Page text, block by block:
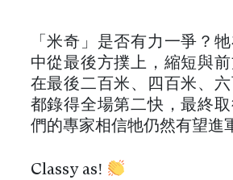
「米奇」是否有力一爭？
中從最後方撲上，縮短與
在最後二百米、四百米、
都錄得全場第二快，最終
們的專家相信牠仍然有望進
Classy as!